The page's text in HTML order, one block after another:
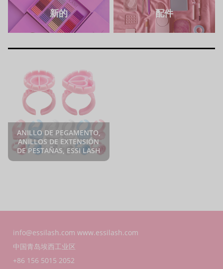
新的 配件
ANILLO DE PEGAMENTO,
ANILLOS DE EXTENSIÓN
DE PESTAÑAS, ESSI LASH
info@essilash.com www.essilash.com
中国青岛埃西工业区
+86 156 5015 2052